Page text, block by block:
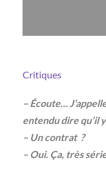
Critiques
– Écoute…
entendu dire qu’il
– Un contrat ?
– Oui. Ça, très